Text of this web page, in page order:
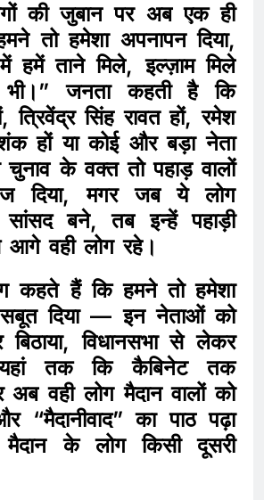
की जुबान पर अब एक ही
तो हमेशा अपनापन दिया,
हमें ताने मिले, इल्ज़ाम मिले
जनता कहती है कि
त्रिवेंद्र सिंह रावत हों, रमेश
हों या कोई और बड़ा नेता
के वक्त तो पहाड़ वालों
भेज दिया, मगर जब ये लोग
सांसद बने, तब इन्हें पहाड़ी
वही लोग रहे।
कहते हैं कि हमने तो हमेशा
दिया — इन नेताओं को
विधानसभा से लेकर
तक कि कैबिनेट तक
अब वही लोग मैदान वालों को
“मैदानीवाद” का पाठ पढ़ा
के लोग किसी दूसरी